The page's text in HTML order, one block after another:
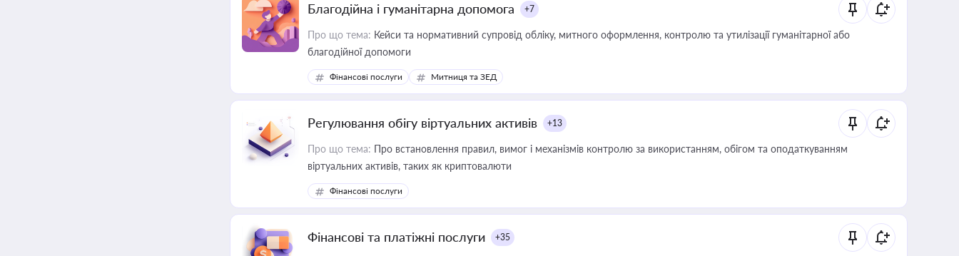
Благодійна і гуманітарна допомога +7
Про що тема: Кейси та нормативний супровід обліку, митного оформлення, контролю та утилізації гуманітарної або
благодійної допомоги
Фінансові послуги Митниця та ЗЕД
Регулювання обігу віртуальних активів +13
Про що тема: Про встановлення правил, вимог і механізмів контролю за використанням, обігом та оподаткуванням
віртуальних активів, таких як криптовалюти
Фінансові послуги
Фінансові та платіжні послуги +35